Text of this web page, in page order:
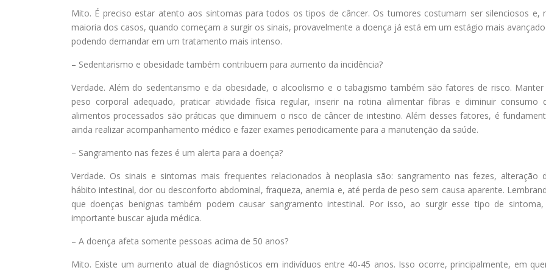
Mito. É preciso estar atento aos sintomas para todos os tipos de câncer. Os tumores costumam ser silenciosos e,
maioria dos casos, quando começam a surgir os sinais, provavelmente a doença já está em um estágio mais
podendo demandar em um tratamento mais intenso.
– Sedentarismo e obesidade também contribuem para aumento da incidência?
Verdade. Além do sedentarismo e da obesidade, o alcoolismo e o tabagismo também são fatores de risco.
peso corporal adequado, praticar atividade física regular, inserir na rotina alimentar fibras e diminuir consumo
alimentos processados são práticas que diminuem o risco de câncer de intestino. Além desses fatores, é
ainda realizar acompanhamento médico e fazer exames periodicamente para a manutenção da saúde.
– Sangramento nas fezes é um alerta para a doença?
Verdade. Os sinais e sintomas mais frequentes relacionados à neoplasia são: sangramento nas fezes, alteração
hábito intestinal, dor ou desconforto abdominal, fraqueza, anemia e, até perda de peso sem causa aparente.
que doenças benignas também podem causar sangramento intestinal. Por isso, ao surgir esse tipo de
importante buscar ajuda médica.
– A doença afeta somente pessoas acima de 50 anos?
Mito. Existe um aumento atual de diagnósticos em indivíduos entre 40-45 anos. Isso ocorre, principalmente, em